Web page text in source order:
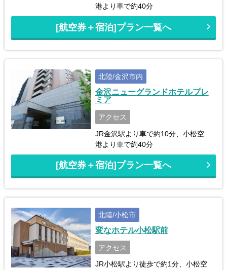
港より車で約40分
[航空券＋宿泊]プラン一覧へ
北陸/金沢市内
金沢ニューグランドホテルプレ
ミア
アクセス
JR金沢駅より車で約10分、小松空
港より車で約40分
[航空券＋宿泊]プラン一覧へ
北陸/小松市
変なホテル小松駅前
アクセス
JR小松駅より徒歩で約1分、小松空